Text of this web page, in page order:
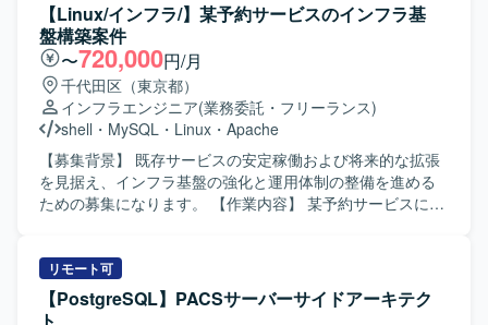
【Linux/インフラ/】某予約サービスのインフラ基
盤構築案件
〜720,000円/月
千代田区（東京都）
インフラエンジニア(業務委託・フリーランス)
shell ・ MySQL ・ Linux ・ Apache
【募集背景】 既存サービスの安定稼働および将来的な拡張
を見据え、インフラ基盤の強化と運用体制の整備を進める
ための募集になります。 【作業内容】 某予約サービスにお
稼働を支えていただきます。開発チームからの依頼に基づ
き、各種ミドルウェアの設定変更やチューニングなどを行
っていただきます。 【求める人物像】 開発メンバーと直接
リモート可
【PostgreSQL】PACSサーバーサイドアーキテク